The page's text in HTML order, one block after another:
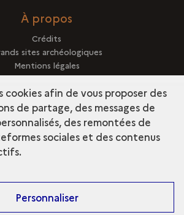
À propos
Crédits
sites archéologiques
Mentions légales
Qui sommes-nous ?
cookies afin de vous proposer des
de partage, des messages de
des remontées de
sociales et des contenus
Personnaliser